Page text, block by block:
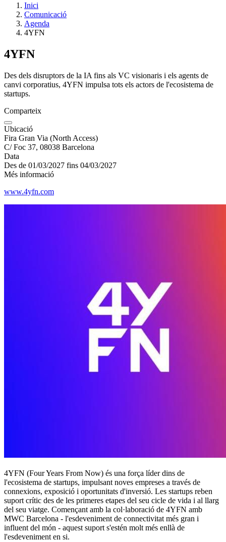
Inici
Comunicació
Agenda
4YFN
4YFN
Des dels disruptors de la IA fins als VC visionaris i els agents de
canvi corporatius, 4YFN impulsa tots els actors de l'ecosistema de
startups.
Comparteix
Ubicació
Fira Gran Via (North Access)
C/ Foc 37, 08038 Barcelona
Data
Des de 01/03/2027 fins 04/03/2027
Més informació
www.4yfn.com
4YFN (Four Years From Now) és una força líder dins de
l'ecosistema de startups, impulsant noves empreses a través de
connexions, exposició i oportunitats d'inversió. Les startups reben
suport crític des de les primeres etapes del seu cicle de vida i al llarg
del seu viatge. Començant amb la col·laboració de 4YFN amb
MWC Barcelona - l'esdeveniment de connectivitat més gran i
influent del món - aquest suport s'estén molt més enllà de
l'esdeveniment en si.